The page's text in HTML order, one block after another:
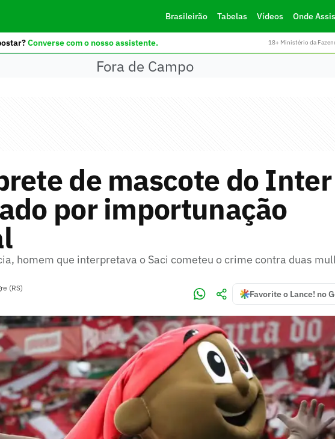
Brasileirão Tabelas Vídeos Onde
Converse com o nosso assistente. 18+ Ministério da
Fora de Campo
de mascote do
por importunação
homem que interpretava o Saci cometeu o crime contra duas
(RS)
Favorite o Lance! no